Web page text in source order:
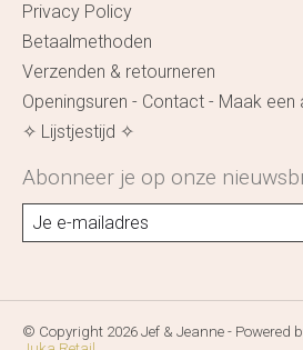
Privacy Policy
Betaalmethoden
Verzenden & retourneren
Openingsuren - Contact - Maak een
✧ Lijstjestijd ✧
Abonneer je op onze
© Copyright 2026 Jef & Jeanne - Powered